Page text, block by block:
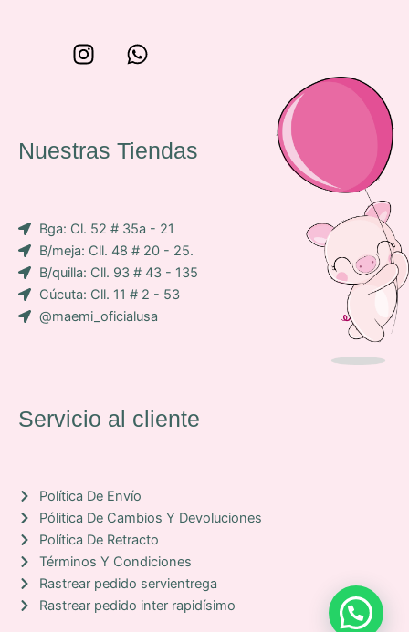
e
p
c
o
n
-
f
b
k
I
a
g
m
W
s
a
Nuestras Tiendas
Bga: Cl. 52 # 35a - 21
B/meja: Cll. 48 # 20 - 25.
B/quilla: Cll. 93 # 43 - 135
Cúcuta: Cll. 11 # 2 - 53
@maemi_oficialusa
Servicio al cliente
Política De Envío
Pólitica De Cambios Y Devoluciones
Política De Retracto
Términos Y Condiciones
Rastrear pedido servientrega
Rastrear pedido inter rapidísimo